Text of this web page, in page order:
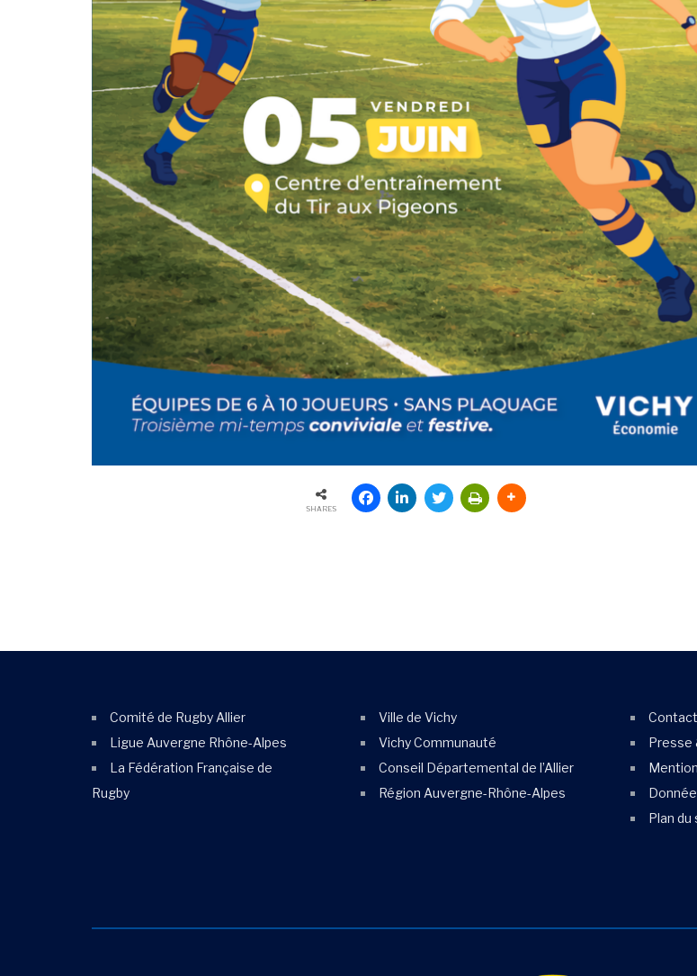
SHARES
Comité de Rugby Allier
Ligue Auvergne Rhône-Alpes
La Fédération Française de
Rugby
Ville de Vichy
Vichy Communauté
Conseil Départemental de l’Allier
Région Auvergne-Rhône-Alpes
Contact
Presse
Plan du